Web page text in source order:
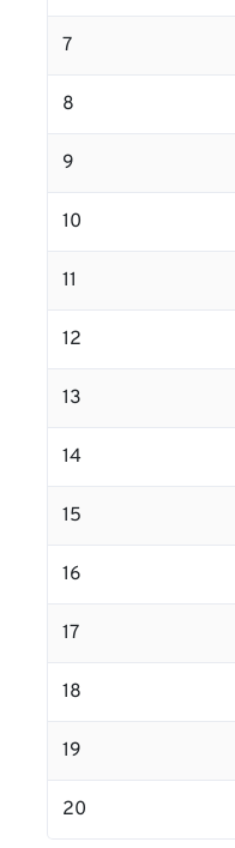
7
8
9
10
11
12
13
14
15
16
17
18
19
20